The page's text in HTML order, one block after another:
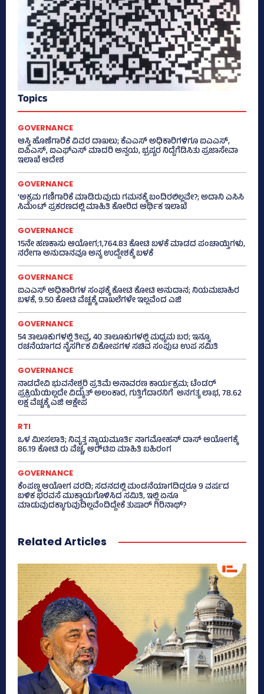
Topics
GOVERNANCE
ಆಸ್ತಿ ಹೊಣೆಗಾರಿಕೆ ವಿವರ ದಾಖಲು; ಕೆಎಎಸ್ ಅಧಿಕಾರಿಗಳಿಗೂ ಐಎಎಸ್‌,
ಐಪಿಎಸ್‌, ಐಎಫ್‌ಎಸ್‌ ಮಾದರಿ ಅನ್ವಯ, ಭ್ರಷ್ಟರ ನಿದ್ದೆಗೆಡಿಸಿತು ಪ್ರಜಾಸೇವಾ
ಇಲಾಖೆ ಆದೇಶ
GOVERNANCE
‘ಅಕ್ರಮ ಗಣಿಗಾರಿಕೆ ಮಾಡಿರುವುದು ಗಮನಕ್ಕೆ ಬಂದಿರಲಿಲ್ಲವೇ?; ಅದಾನಿ ಎಸಿಸಿ
ಸಿಮೆಂಟ್ ಪ್ರಕರಣದಲ್ಲಿ ಮಾಹಿತಿ ಕೋರಿದ ಆರ್ಥಿಕ ಇಲಾಖೆ
GOVERNANCE
15ನೇ ಹಣಕಾಸು ಆಯೋಗ;1,764.83 ಕೋಟಿ ಬಳಕೆ ಮಾಡದ ಪಂಚಾಯ್ತಿಗಳು,
ನರೇಗಾ ಅನುದಾನವೂ ಅನ್ಯ ಉದ್ದೇಶಕ್ಕೆ ಬಳಕೆ
GOVERNANCE
ಐಎಎಸ್‌ ಅಧಿಕಾರಿಗಳ ಸಂಘಕ್ಕೆ ಕೋಟಿ ಕೋಟಿ ಅನುದಾನ; ನಿಯಮಬಾಹಿರ
ಬಳಕೆ, 9.50 ಕೋಟಿ ವೆಚ್ಚಕ್ಕೆ ದಾಖಲೆಗಳೇ ಇಲ್ಲವೆಂದ ಎಜಿ
GOVERNANCE
54 ತಾಲೂಕುಗಳಲ್ಲಿ ತೀವ್ರ, 40 ತಾಲೂಕುಗಳಲ್ಲಿ ಮಧ್ಯಮ ಬರ; ಇನ್ನೂ
ರಚನೆಯಾಗದ ನೈಸರ್ಗಿಕ ವಿಕೋಪಗಳ ಸಚಿವ ಸಂಪುಟ ಉಪ ಸಮಿತಿ
GOVERNANCE
ನಾಡದೇವಿ ಭುವನೇಶ್ವರಿ ಪ್ರತಿಮೆ ಅನಾವರಣ ಕಾರ್ಯಕ್ರಮ; ಟೆಂಡರ್
ಪ್ರಕ್ರಿಯೆಯಿಲ್ಲದೇ ವಿದ್ಯುತ್‌ ಅಲಂಕಾರ, ಗುತ್ತಿಗೆದಾರನಿಗೆ ಅನಗತ್ಯ ಲಾಭ, 78.62
ಲಕ್ಷ ವೆಚ್ಚಕ್ಕೆ ಎಜಿ ಆಕ್ಷೇಪ
RTI
ಒಳ ಮೀಸಲಾತಿ; ನಿವೃತ್ತ ನ್ಯಾಯಮೂರ್ತಿ ನಾಗಮೋಹನ್ ದಾಸ್ ಆಯೋಗಕ್ಕೆ
86.19 ಕೋಟಿ ರು ವೆಚ್ಚ, ಆರ್‍‌ಟಿಐ ಮಾಹಿತಿ ಬಹಿರಂಗ
GOVERNANCE
ಕೆಂಪಣ್ಣ ಆಯೋಗ ವರದಿ; ಸದನದಲ್ಲಿ ಮಂಡನೆಯಾಗದಿದ್ದರೂ 9 ವರ್ಷದ
ಬಳಿಕ ಭರವಸೆ ಮುಕ್ತಾಯಗೊಳಿಸಿದ ಸಮಿತಿ, ಇಲ್ಲಿ ಏನೂ
ಮಾಡುವುದಕ್ಕಾಗುವುದಿಲ್ಲವೆಂದಿದ್ದೇಕೆ ತುಷಾರ್ ಗಿರಿನಾಥ್?
Related Articles